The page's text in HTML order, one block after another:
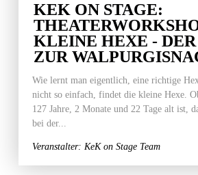
KEK ON STAGE:
KLEINE HEXE -
ZUR
Wie lernt man eigentlich, eine richtige
nicht so einfach, findet die kleine Hexe.
127 Jahre, 2 Monate und 22 Tage alt ist,
bei der...
Veranstalter: KeK on Stage Team